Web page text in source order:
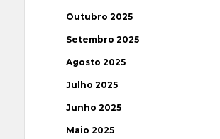
Outubro 2025
Setembro 2025
Agosto 2025
Julho 2025
Junho 2025
Maio 2025